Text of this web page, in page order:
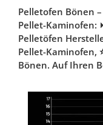
Pelletofen Bönen –
Pellet-Kaminofen:
Pelletöfen
Pellet-Kaminofen,
Bönen. Auf Ihren